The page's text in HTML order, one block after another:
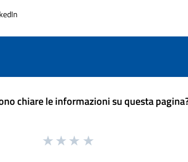
chiare le informazioni su questa